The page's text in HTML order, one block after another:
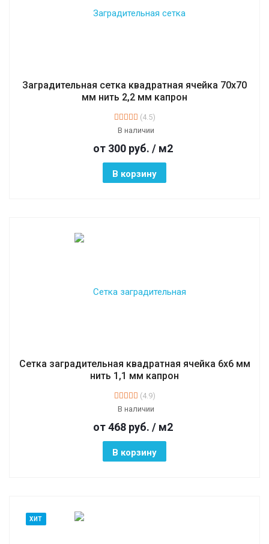
Заградительная сетка квадратная ячейка 70х70
мм нить 2,2 мм капрон
(4.5)
В наличии
от 300 руб. / м2
В корзину
Сетка заградительная квадратная ячейка 6х6 мм
нить 1,1 мм капрон
(4.9)
В наличии
от 468 руб. / м2
В корзину
ХИТ